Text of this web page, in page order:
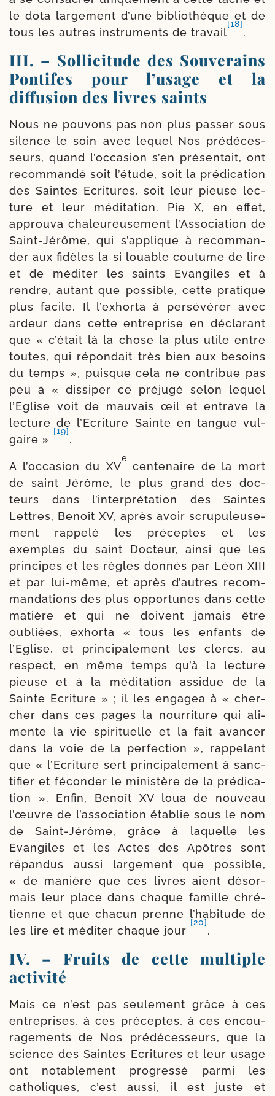
le dota lar­ge­ment d’une biblio­thèque et de
tous les autres ins­tru­ments de tra­vail
[18]
.
III. – Sollicitude des Souverains
Pontifes pour l’usage et la
diffusion des livres saints
Nous ne pou­vons pas non plus pas­ser sous
silence le soin avec lequel Nos pré­dé­ces­
seurs, quand l’occasion s’en pré­sen­tait, ont
recom­man­dé soit l’étude, soit la pré­di­ca­tion
des Saintes Ecritures, soit leur pieuse lec­
ture et leur médi­ta­tion. Pie X, en effet,
approu­va cha­leu­reu­se­ment l’Association de
Saint-​Jérôme, qui s’applique à recom­man­
der aux fidèles la si louable cou­tume de lire
et de médi­ter les saints Evangiles et à
rendre, autant que pos­sible, cette pra­tique
plus facile. Il l’exhorta à per­sé­vé­rer avec
ardeur dans cette entre­prise en décla­rant
que « c’était là la chose la plus utile entre
toutes, qui répon­dait très bien aux besoins
du temps », puisque cela ne contri­bue pas
peu à « dis­si­per ce pré­ju­gé selon lequel
l’Eglise voit de mau­vais œil et entrave la
lec­ture de l’Ecriture Sainte en tangue vul­
gaire »
[19]
.
A l’occasion du XV
e
cen­te­naire de la mort
de saint Jérôme, le plus grand des doc­
teurs dans l’interprétation des Saintes
Lettres, Benoît XV, après avoir scru­pu­leu­se­
ment rap­pe­lé les pré­ceptes et les
exemples du saint Docteur, ain­si que les
prin­cipes et les règles don­nés par Léon XIII
et par lui-​même, et après d’autres recom­
man­da­tions des plus oppor­tunes dans cette
matière et qui ne doivent jamais être
oubliées, exhor­ta « tous les enfants de
l’Eglise, et prin­ci­pa­le­ment les clercs, au
res­pect, en même temps qu’à la lec­ture
pieuse et à la médi­ta­tion assi­due de la
Sainte Ecriture » ; il les enga­gea à « cher­
cher dans ces pages la nour­ri­ture qui ali­
mente la vie spi­ri­tuelle et la fait avan­cer
dans la voie de la per­fec­tion », rap­pe­lant
que « l’Ecri­ture sert prin­ci­pa­le­ment à sanc­
ti­fier et fécon­der le minis­tère de la pré­di­ca­
tion ». Enfin, Benoît XV loua de nou­veau
l’œuvre de l’asso­ciation éta­blie sous le nom
de Saint-​Jérôme, grâce à laquelle les
Evangiles et les Actes des Apôtres sont
répan­dus aus­si lar­ge­ment que pos­sible,
« de manière que ces livres aient désor­
mais leur place dans chaque famille chré­
tienne et que cha­cun prenne l’habitude de
les lire et médi­ter chaque jour
[20]
.
IV. – Fruits de cette multiple
activité
Mais ce n’est pas seule­ment grâce à ces
entre­prises, à ces pré­ceptes, à ces encou­
ra­ge­ments de Nos pré­dé­ces­seurs, que la
science des Saintes Ecritures et leur usage
ont nota­ble­ment pro­gres­sé par­mi les
catho­liques, c’est aus­si, il est juste et